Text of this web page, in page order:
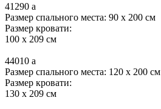
41290 a
Размер спального места: 90 x 200 см
Размер кровати:
100 x 209 см
44010 a
Размер спального места: 120 x 200 см
Размер кровати:
130 x 209 см